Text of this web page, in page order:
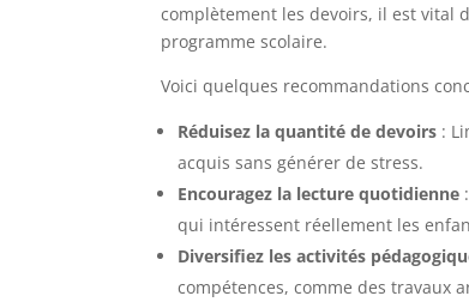
complètement les devoirs, il est vital
programme scolaire.
Voici quelques recommandations
Réduisez la quantité de devoirs :
acquis sans générer de stress.
Encouragez la lecture quotidienne
qui intéressent réellement les
Diversifiez les activités
compétences, comme des travaux